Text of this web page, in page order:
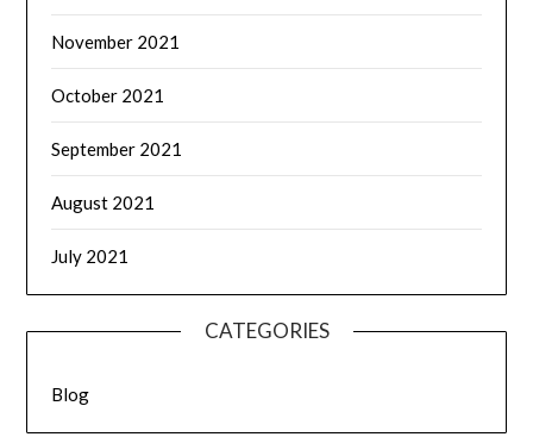
November 2021
October 2021
September 2021
August 2021
July 2021
CATEGORIES
Blog